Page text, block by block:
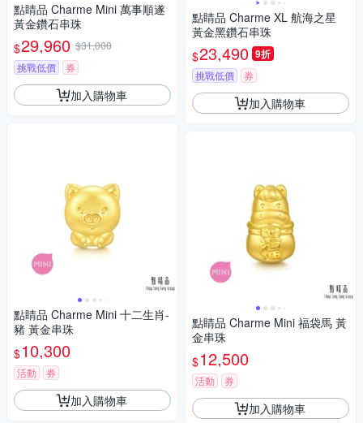
點睛品 Charme Mini 萬事順遂
黃金鑽石串珠
$29,960 $31,000
挑戰低價
券
加入購物車
點睛品 Charme Mini 十二生肖-
豬 黃金串珠
$10,300
活動 券
加入購物車
點睛品 Charme XL 航海之星
黃金黑鑽石串珠
$23,490 9折
挑戰低價 券
加入購物車
點睛品 Charme Mini 福袋馬 黃
金串珠
$12,500
活動 券
加入購物車